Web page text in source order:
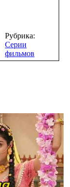
Рубрика:
Серии
фильмов